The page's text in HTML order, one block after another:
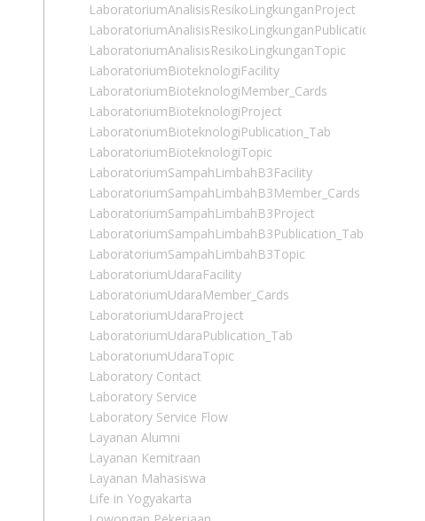
LaboratoriumAnalisisResikoLingkunganProject
LaboratoriumAnalisisResikoLingkunganPublication_Tab
LaboratoriumAnalisisResikoLingkunganTopic
LaboratoriumBioteknologiFacility
LaboratoriumBioteknologiMember_Cards
LaboratoriumBioteknologiProject
LaboratoriumBioteknologiPublication_Tab
LaboratoriumBioteknologiTopic
LaboratoriumSampahLimbahB3Facility
LaboratoriumSampahLimbahB3Member_Cards
LaboratoriumSampahLimbahB3Project
LaboratoriumSampahLimbahB3Publication_Tab
LaboratoriumSampahLimbahB3Topic
LaboratoriumUdaraFacility
LaboratoriumUdaraMember_Cards
LaboratoriumUdaraProject
LaboratoriumUdaraPublication_Tab
LaboratoriumUdaraTopic
Laboratory Contact
Laboratory Service
Laboratory Service Flow
Layanan Alumni
Layanan Kemitraan
Layanan Mahasiswa
Life in Yogyakarta